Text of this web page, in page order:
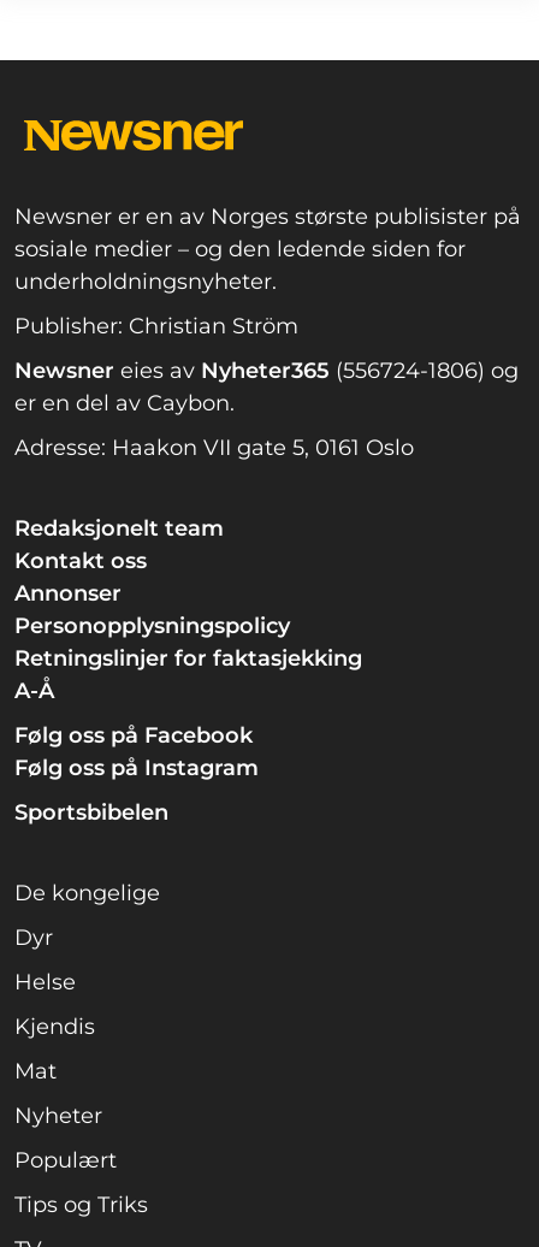
Newsner er en av Norges største publisister på
sosiale medier – og den ledende siden for
underholdningsnyheter.
Publisher: Christian Ström
Newsner eies av Nyheter365 (556724-1806) og
er en del av Caybon.
Adresse: Haakon VII gate 5, 0161 Oslo
Redaksjonelt team
Kontakt oss
Annonser
Personopplysningspolicy
Retningslinjer for faktasjekking
A-Å
Følg oss på Facebook
Følg oss på Instagram
Sportsbibelen
De kongelige
Dyr
Helse
Kjendis
Mat
Nyheter
Populært
Tips og Triks